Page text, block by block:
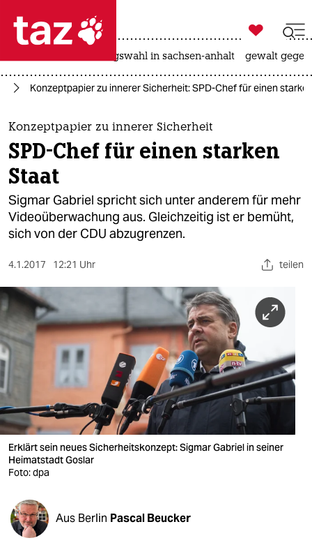
 taz zahl ich
taz zahl ich
themen
politik
öko
gesellschaft
sport
berlin
nord
wahrheit
verlag
verlag
veranstaltungen
fragen & hilfe

taz zahl ich
landtagswahl in sachsen-anhalt gewalt
Konzeptpapier zu innerer Sicherheit: SPD-Chef für einen
Konzeptpapier zu innerer Sicherheit
SPD-Chef für einen starken
Staat
Sigmar Gabriel spricht sich unter anderem für mehr
Videoüberwachung aus. Gleichzeitig ist er bemüht,
sich von der CDU abzugrenzen.
4.1.2017 12:21 Uhr teilen
Erklärt sein neues Sicherheitskonzept: Sigmar Gabriel in seiner
Heimatstadt Goslar
Foto: dpa
Aus Berlin Pascal Beucker